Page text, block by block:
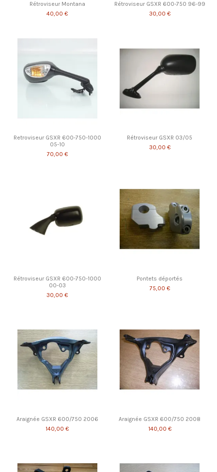
Rétroviseur Montana
40,00 €
Rétroviseur GSXR 600-750 96-99
30,00 €
Retroviseur GSXR 600-750-1000
05-10
70,00 €
Rétroviseur GSXR 03/05
30,00 €
Rétroviseur GSXR 600-750-1000
00-03
30,00 €
Pontets déportés
75,00 €
Araignée GSXR 600/750 2006
140,00 €
Araignée GSXR 600/750 2008
140,00 €